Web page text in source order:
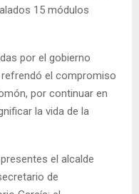
15 módulos
por el gobierno
el compromiso
por continuar en
la vida de la
el alcalde
de